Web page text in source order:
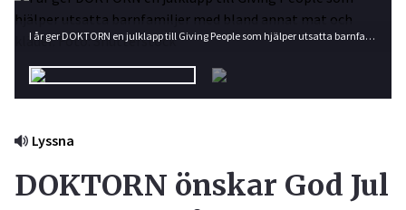
I år ger DOKTORN en julklapp till Giving People som hjälper utsatta barnfamiljer med bland annat mat och kläder. Foto: Shutterstock
Lyssna
DOKTORN önskar God Jul